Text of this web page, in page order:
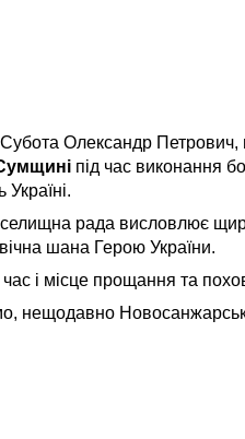
Олександр Петрович,
під час виконання
Україні.
селищна рада висловлює
вічна шана Герою України.
час і місце прощання та
нещодавно